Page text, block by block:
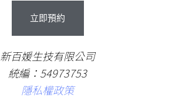
立即預約
新百媛生技有限公司
統編：54973753
隱私權政策